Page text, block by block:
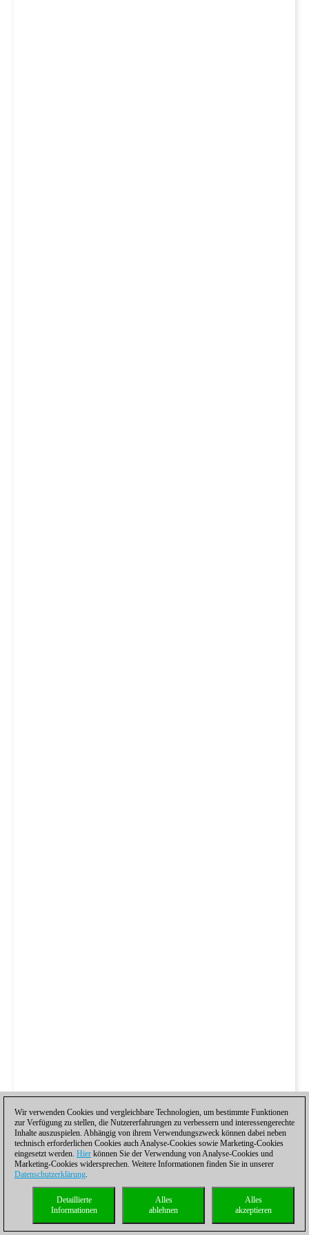
Wir verwenden Cookies und vergleichbare Technologien, um bestimmte Funktionen
zur Verfügung zu stellen, die Nutzererfahrungen zu verbessern und interessengerechte
Inhalte auszuspielen. Abhängig von ihrem Verwendungszweck können dabei neben
technisch erforderlichen Cookies auch Analyse-Cookies sowie Marketing-Cookies
eingesetzt werden. Hier können Sie der Verwendung von Analyse-Cookies und
Marketing-Cookies widersprechen. Weitere Informationen finden Sie in unserer
Datenschutzerklärung.
Alles
akzeptieren
Alles
ablehnen
Detaillierte
Informationen